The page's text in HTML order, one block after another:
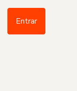
Entrar